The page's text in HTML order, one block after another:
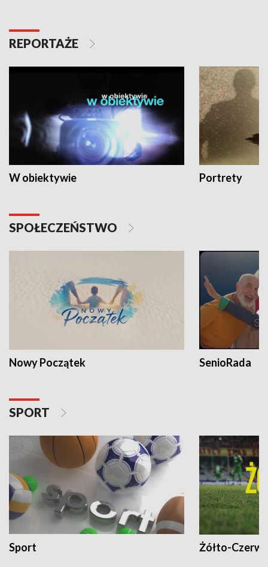
REPORTAŻE
W obiektywie Portrety
SPOŁECZEŃSTWO
Nowy Początek SenioRada
SPORT
Sport Żółto-